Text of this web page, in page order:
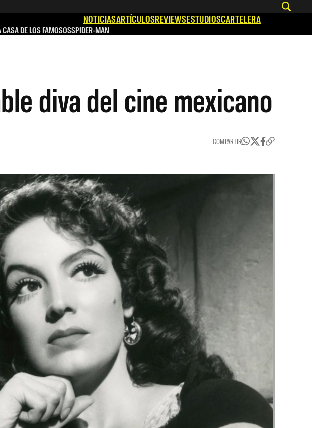
NOTICIASARTÍCULOSREVIEWSESTUDIOSCARTELERA
CASA DE LOS FAMOSOSSPIDER-MAN
diva del cine mexicano
COMPARTIR